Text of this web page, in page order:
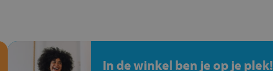
In de winkel ben je op je plek!